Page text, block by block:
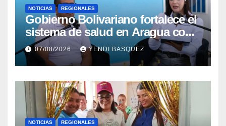
NOTICIAS REGIONALES
Gobierno Bolivariano fortalece el
sistema de salud en Aragua con
la reinauguración del CDI La
Mora
07/08/2026 YENDI BASQUEZ
NOTICIAS REGIONALES